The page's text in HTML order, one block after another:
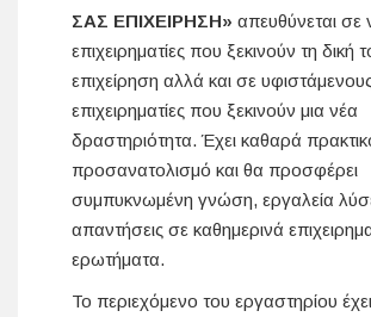
ΣΑΣ ΕΠΙΧΕΙΡΗΣΗ» απευθύνεται σε
επιχειρηματίες που ξεκινούν τη δική
επιχείρηση αλλά και σε
επιχειρηματίες που ξεκινούν μια νέα
δραστηριότητα. Έχει καθαρά
προσανατολισμό και θα προσφέρει
συμπυκνωμένη γνώση, εργαλεία
απαντήσεις σε καθημερινά
ερωτήματα.
Το περιεχόμενο του εργαστηρίου